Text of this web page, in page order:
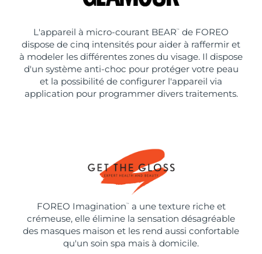
L'appareil à micro-courant BEAR ™
de FOREO
dispose de cinq intensités pour aider à raffermir et
à modeler les différentes zones du visage. Il dispose
d'un système anti-choc pour protéger votre peau
et la possibilité de configurer l'appareil via
application pour programmer divers traitements.
FOREO Imagination ™
a une texture riche et
crémeuse, elle élimine la sensation désagréable
des masques maison et les rend aussi confortable
qu'un soin spa mais à domicile.